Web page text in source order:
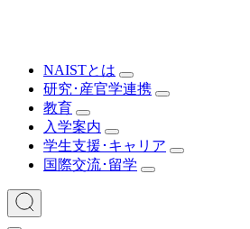
NAISTとは
研究･産官学連携
教育
入学案内
学生支援･キャリア
国際交流･留学